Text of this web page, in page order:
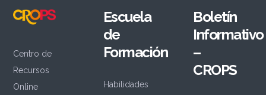
Centro de
Recursos
Online
Escuela
de
Formación
Habilidades
Boletín
Informativo
–
CROPS